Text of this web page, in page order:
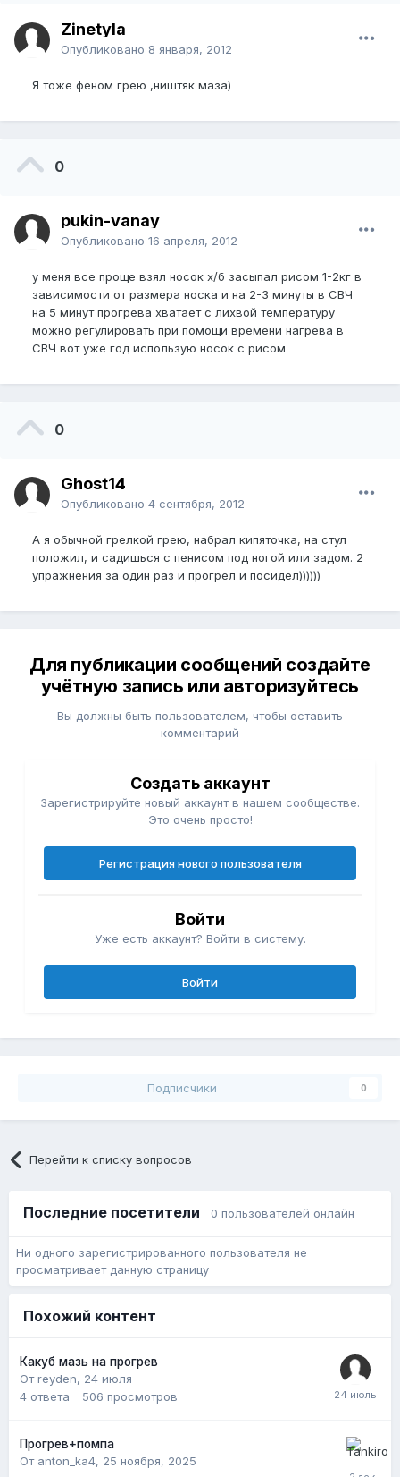
Zinetyla
Опубликовано 8 января, 2012
Я тоже феном грею ,ништяк маза)
0
pukin-vanay
Опубликовано 16 апреля, 2012
у меня все проще взял носок х/б засыпал рисом 1-2кг в
зависимости от размера носка и на 2-3 минуты в СВЧ
на 5 минут прогрева хватает с лихвой температуру
можно регулировать при помощи времени нагрева в
СВЧ вот уже год использую носок с рисом
0
Ghost14
Опубликовано 4 сентября, 2012
А я обычной грелкой грею, набрал кипяточка, на стул
положил, и садишься с пенисом под ногой или задом. 2
упражнения за один раз и прогрел и посидел))))))
Для публикации сообщений создайте
учётную запись или авторизуйтесь
Вы должны быть пользователем, чтобы оставить
комментарий
Создать аккаунт
Зарегистрируйте новый аккаунт в нашем сообществе.
Это очень просто!
Регистрация нового пользователя
Войти
Уже есть аккаунт? Войти в систему.
Войти
Подписчики 0
Перейти к списку вопросов
Последние посетители 0 пользователей онлайн
Ни одного зарегистрированного пользователя не
просматривает данную страницу
Похожий контент
Какуб мазь на прогрев
От reyden, 24 июля
4 ответа 506 просмотров
Прогрев+помпа
От anton_ka4, 25 ноября, 2025